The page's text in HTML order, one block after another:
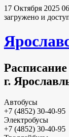
17 Октября 2025
загружено и
г.
Автобусы
+7 (4852) 30-40-95
Электробусы
+7 (4852) 30-40-95